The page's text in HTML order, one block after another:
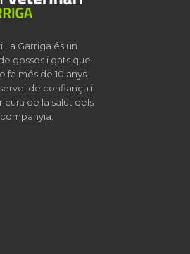
Garriga és un
gossos i gats que
fa més de 10 anys
de confiança i
de la salut dels